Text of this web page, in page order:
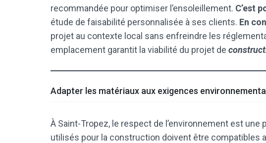
recommandée pour optimiser l’ensoleillement. C’est
étude de faisabilité personnalisée à ses clients. En
projet au contexte local sans enfreindre les
emplacement garantit la viabilité du projet de
Adapter les matériaux aux exigences
À Saint-Tropez, le respect de l’environnement est une
utilisés pour la construction doivent être compatibles